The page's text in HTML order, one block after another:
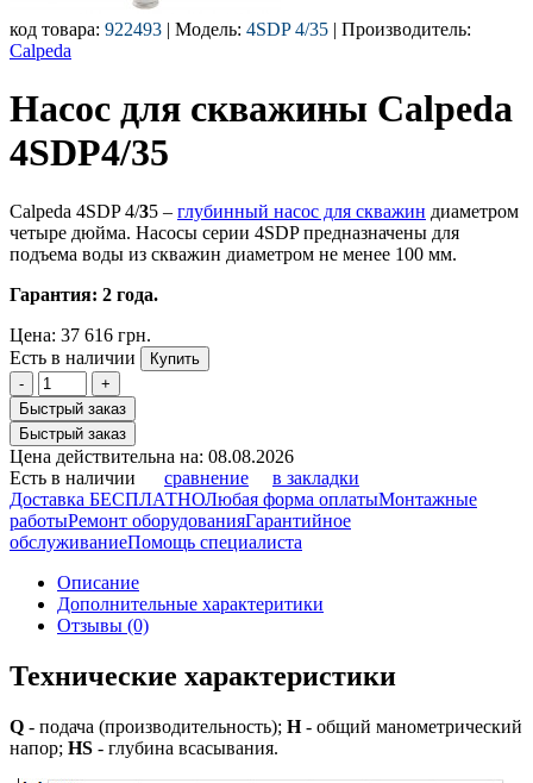
код товара: 922493 | Модель: 4SDP 4/35 | Производитель:
Calpeda
Насос для скважины Calpeda
4SDP4/35
Calpeda 4SDP 4/35 – глубинный насос для скважин диаметром
четыре дюйма. Насосы серии 4SDP предназначены для
подъема воды из скважин диаметром не менее 100 мм.
Гарантия: 2 года.
Цена: 37 616 грн.
Есть в наличии
Купить
-
+
Быстрый заказ
Быстрый заказ
Цена действительна на: 08.08.2026
Есть в наличии
сравнение
в закладки
Доставка БЕСПЛАТНОЛюбая форма оплатыМонтажные
работыРемонт оборудованияГарантийное
обслуживаниеПомощь специалиста
Описание
Дополнительные характеритики
Отзывы (0)
Технические характеристики
Q - подача (производительность); H- общий манометрический
напор; HS - глубина всасывания.